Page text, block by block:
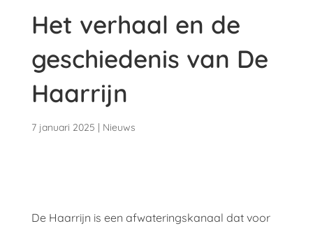
Het verhaal en de
geschiedenis van De
Haarrijn
7 januari 2025 Nieuws
De Haarrijn is een afwateringskanaal dat voor